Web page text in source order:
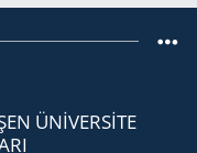
ÜNİVERSİTE